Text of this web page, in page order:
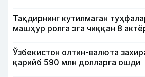
Тақдирнинг кутилмаган
машҳур ролга эга чиққан 8
Ўзбекистон олтин-валюта
қарийб 590 млн долларга ошди